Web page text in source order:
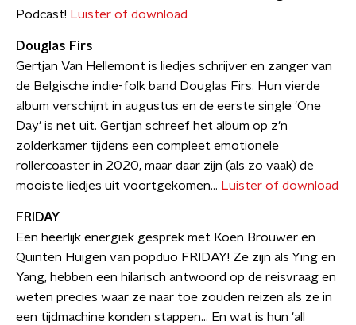
Podcast! Luister of download
Douglas Firs
Gertjan Van Hellemont is liedjes schrijver en zanger van
de Belgische indie-folk band Douglas Firs. Hun vierde
album verschijnt in augustus en de eerste single 'One
Day' is net uit. Gertjan schreef het album op z'n
zolderkamer tijdens een compleet emotionele
rollercoaster in 2020, maar daar zijn (als zo vaak) de
mooiste liedjes uit voortgekomen... Luister of download
FRIDAY
Een heerlijk energiek gesprek met Koen Brouwer en
Quinten Huigen van popduo FRIDAY! Ze zijn als Ying en
Yang, hebben een hilarisch antwoord op de reisvraag en
weten precies waar ze naar toe zouden reizen als ze in
een tijdmachine konden stappen... En wat is hun 'all